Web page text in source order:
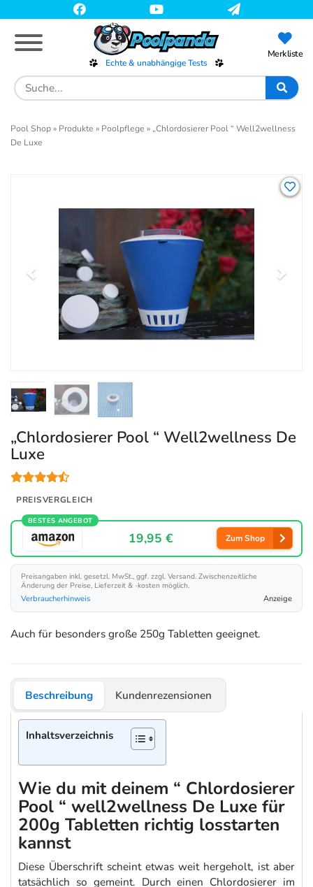
to
main
content
Echte & unabhängige Tests
Search
for:
Merkliste
Pool Shop» Produkte » Poolpflege » „Chlordosierer Pool “ Well2wellness
De Luxe
„Chlordosierer Pool “ Well2wellness De
Luxe
PREISVERGLEICH
BESTES ANGEBOT
19,95 € Zum Shop
Preisangaben inkl. gesetzl. MwSt., ggf. zzgl. Versand. Zwischenzeitliche
Änderung der Preise, Lieferzeit & -kosten möglich.
Verbraucherhinweis
Anzeige
Auch für besonders große 250g Tabletten geeignet.
Beschreibung Kundenrezensionen
Inhaltsverzeichnis
Wie du mit deinem “ Chlordosierer
Pool “ well2wellness De Luxe für
200g Tabletten richtig losstarten
kannst
Diese Überschrift scheint etwas weit hergeholt, ist aber
tatsächlich so gemeint. Durch einen Chlordosierer im